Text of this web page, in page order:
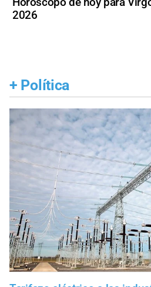
2026
+ Política